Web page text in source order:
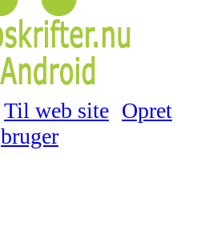
Til web site Opret
bruger